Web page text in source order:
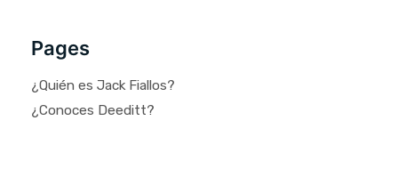
Pages
¿Quién es Jack Fiallos?
¿Conoces Deeditt?